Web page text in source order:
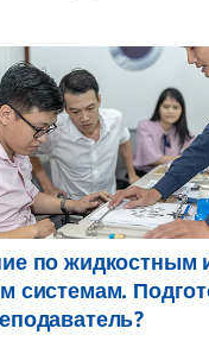
по жидкостным
системам.